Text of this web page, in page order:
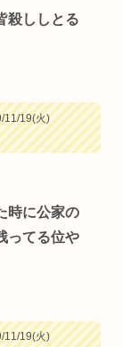
殺ししとる
11/19(火)
時に公家の
ってる位や
11/19(火)